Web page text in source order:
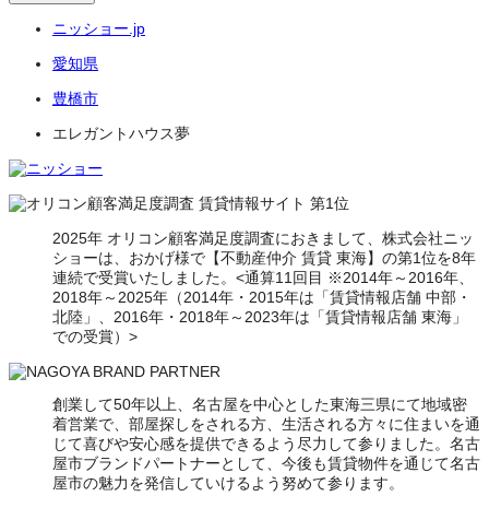
ニッショー.jp
愛知県
豊橋市
エレガントハウス夢
2025年 オリコン顧客満足度調査におきまして、株式会社ニッ
ショーは、おかげ様で【不動産仲介 賃貸 東海】の第1位を8年
連続で受賞いたしました。<通算11回目 ※2014年～2016年、
2018年～2025年（2014年・2015年は「賃貸情報店舗 中部・
北陸」、2016年・2018年～2023年は「賃貸情報店舗 東海」
での受賞）>
創業して50年以上、名古屋を中心とした東海三県にて地域密
着営業で、部屋探しをされる方、生活される方々に住まいを通
じて喜びや安心感を提供できるよう尽力して参りました。名古
屋市ブランドパートナーとして、今後も賃貸物件を通じて名古
屋市の魅力を発信していけるよう努めて参ります。